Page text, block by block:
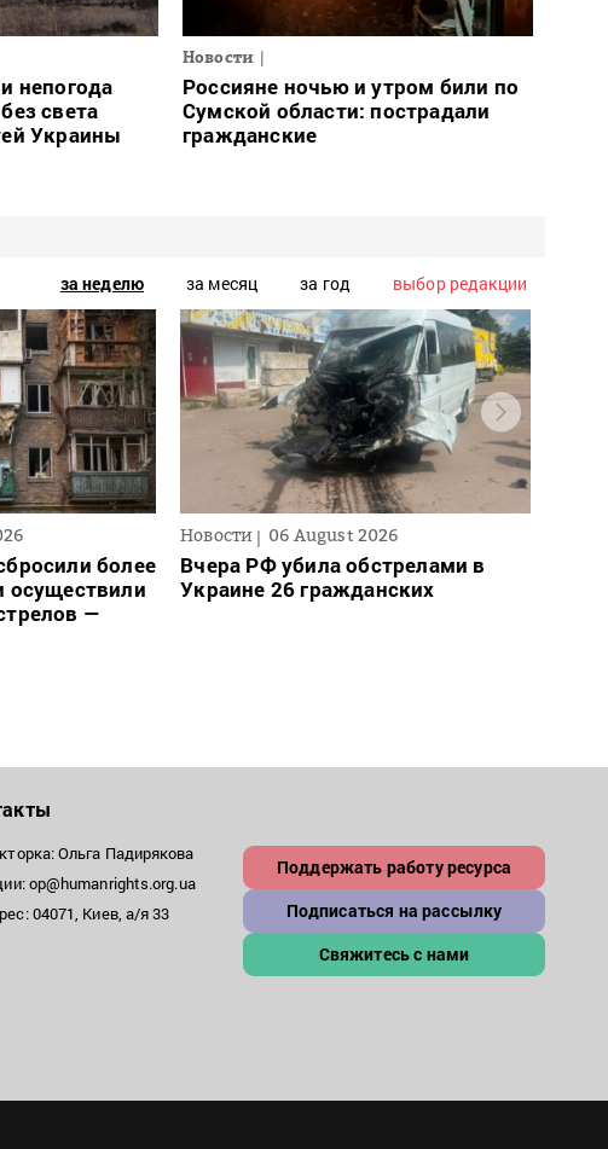
непогода
света
Украины
Новости
Россияне ночью и утром били по
Сумской области: пострадали
гражданские
за неделю за месяц за год выбор редакции
более
осуществили
—
Новости 06 August 2026
Вчера РФ убила обстрелами в
Украине 26 гражданских
Ольга Падирякова
op@humanrights.org.ua
04071, Киев, а/я 33
Поддержать работу ресурса
Подписаться на рассылку
Свяжитесь с нами